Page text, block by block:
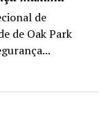
de
de Oak Park